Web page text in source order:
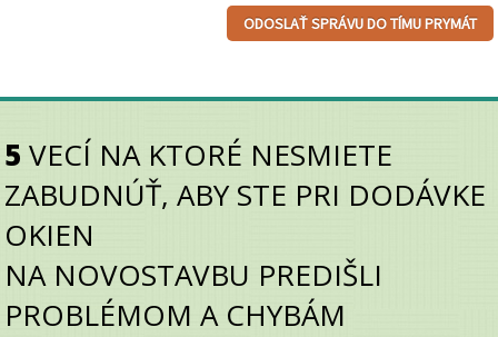
5 VECÍ NA KTORÉ NESMIETE
ZABUDNÚŤ, ABY STE PRI DODÁVKE
OKIEN
NA NOVOSTAVBU PREDIŠLI
PROBLÉMOM A CHYBÁM